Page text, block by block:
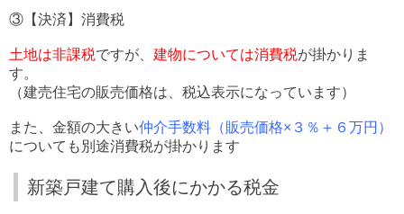
③【決済】消費税
土地は非課税ですが、 建物については消費税が掛かりま
す。
（建売住宅の販売価格は、税込表示になっています）
また、金額の大きい仲介手数料（販売価格×３％＋６万円）
についても別途消費税が掛かります
新築戸建て購入後にかかる税金